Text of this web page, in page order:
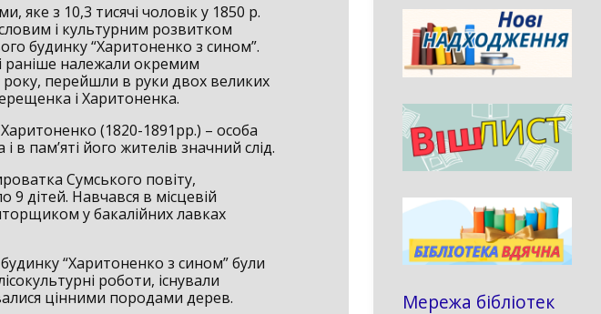
яке з 10,3 тисячі чоловік у 1850 р.
і культурним розвитком
будинку “Харитоненко з сином”.
раніше належали окремим
перейшли в руки двох великих
і Харитоненка.
(1820-1891рр.) – особа
в пам’яті його жителів значний слід.
Сумського повіту,
9 дітей. Навчався в місцевій
у бакалійних лавках
“Харитоненко з сином” були
роботи, існували
цінними породами дерев.
Мережа бібліотек